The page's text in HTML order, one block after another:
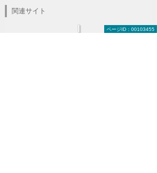
関連サイト
ページID：00103455